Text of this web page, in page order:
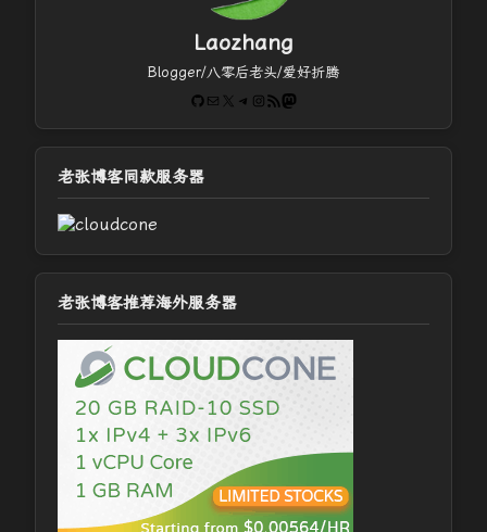
Laozhang
Blogger/八零后老头/爱好折腾
GitHub
电子邮件 X Telegram
Instagram
RSS FeedMastodon
老张博客同款服务器
老张博客推荐海外服务器